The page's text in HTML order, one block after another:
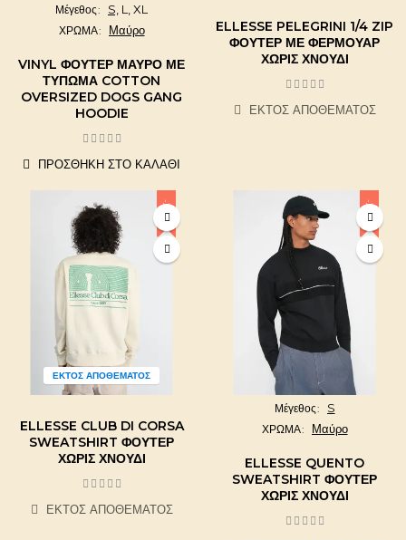
Μέγεθος S, L, XL
ΧΡΩΜΑ Μαύρο
VINYL ΦΟΎΤΕΡ ΜΑΎΡΟ ΜΕ
ΤΎΠΩΜΑ COTTON
OVERSIZED DOGS GANG
HOODIE
ΠΡΟΣΘΉΚΗ ΣΤΟ ΚΑΛΆΘΙ
ELLESSE PELEGRINI 1/4 ZIP
ΦΟΎΤΕΡ ΜΕ ΦΕΡΜΟΥΆΡ
ΧΩΡΊΣ ΧΝΟΎΔΙ
ΕΚΤΌΣ ΑΠΟΘΈΜΑΤΟΣ
ΕΚΤΌΣ ΑΠΟΘΈΜΑΤΟΣ
-20%
ELLESSE CLUB DI CORSA
SWEATSHIRT ΦΟΎΤΕΡ
ΧΩΡΊΣ ΧΝΟΎΔΙ
ΕΚΤΌΣ ΑΠΟΘΈΜΑΤΟΣ
-20%
Μέγεθος S
ΧΡΩΜΑ Μαύρο
ELLESSE QUENTO
SWEATSHIRT ΦΟΎΤΕΡ
ΧΩΡΊΣ ΧΝΟΎΔΙ